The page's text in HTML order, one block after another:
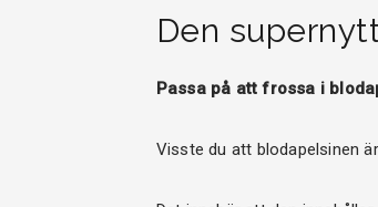
Den
Passa på att frossa i
Visste du att blodapelsinen